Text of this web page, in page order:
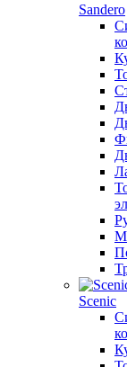
Sandero
Scenic